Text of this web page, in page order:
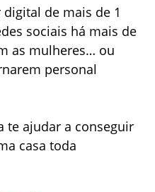
de mais de 1
sociais há mais de
as mulheres… ou
personal
te ajudar a conseguir
casa toda